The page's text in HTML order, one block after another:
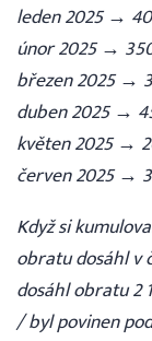
leden 2025 →
únor 2025 →
březen 2025 →
duben 2025 →
květen 2025 →
červen 2025 →
Když si
obratu dosáhl v
dosáhl obratu 2
/ byl povinen